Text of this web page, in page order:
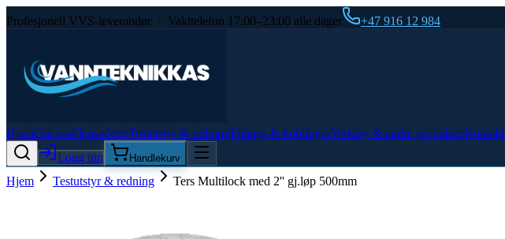
Profesjonell VVS-leverandør · Vakttelefon 17:00–23:00 alle dager +47 916 12 984
HjemOm ossFlensedelerTestutstyr & redningFittings & koblingerVerktøy & andre produkterKontakt
Logg inn
Handlekurv
Hjem Testutstyr & redning Ters Multilock med 2'' gj.løp 500mm